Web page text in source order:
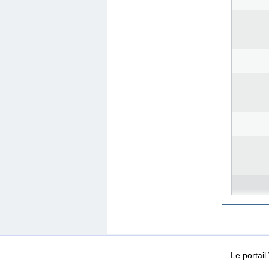
Conditions d’utilisation
Le portail